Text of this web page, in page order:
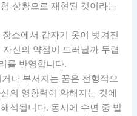
상황으로 재현된 것이라는
소에서 갑자기 옷이 벗겨진
신의 약점이 드러날까 두렵
를 반영합니다.
나 부서지는 꿈은 전형적으
의 영향력이 약해지는 것에
석됩니다. 동시에 수면 중 발